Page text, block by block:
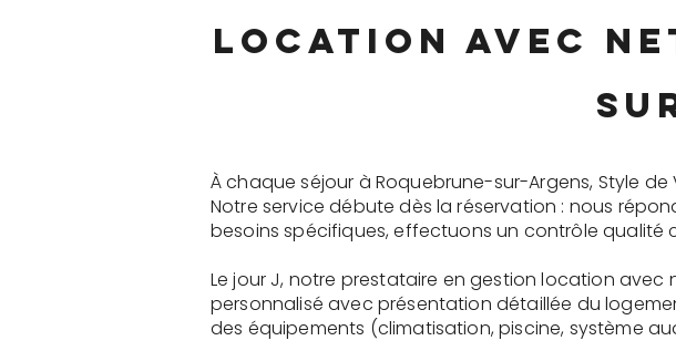
location avec
À chaque séjour à Roquebrune-sur-Argens, Style
Notre service débute dès la réservation : nous
besoins spécifiques, effectuons un contrôle qualité
Le jour J, notre prestataire en gestion location
personnalisé avec présentation détaillée du
des équipements (climatisation, piscine, système